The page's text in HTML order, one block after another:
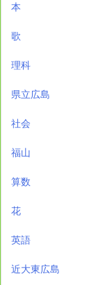
本
歌
理科
県立広島
社会
福山
算数
花
英語
近大東広島